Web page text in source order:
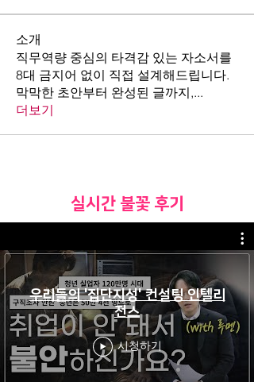
소개
직무역량 중심의 타격감 있는 자소서를
8대 금지어 없이 직접 설계해드립니다.
막막한 초안부터 완성된 글까지,...
더보기
​실시간 불꽃 후기
우리들의 '집단지성' 컨설팅 인텔리
전스
시청하기